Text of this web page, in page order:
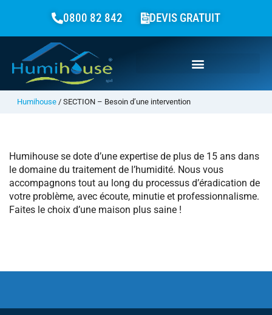
0800 82 842 DEVIS GRATUIT
Humihouse / SECTION – Besoin d’une intervention
Humihouse se dote d’une expertise de plus de 15 ans dans
le domaine du traitement de l’humidité. Nous vous
accompagnons tout au long du processus d’éradication de
votre problème, avec écoute, minutie et professionnalisme.
Faites le choix d’une maison plus saine !